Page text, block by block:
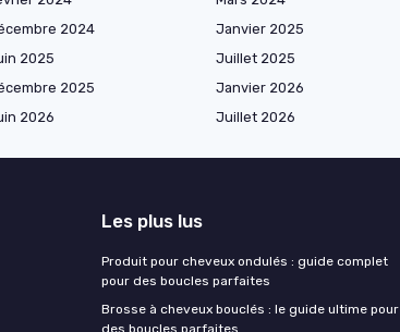
2024 Janvier 2025
2025 Juillet 2025
2025 Janvier 2026
2026 Juillet 2026
Les plus lus
Produit pour cheveux ondulés : guide complet
pour des boucles parfaites
Brosse à cheveux bouclés : le guide ultime pour
des boucles parfaites